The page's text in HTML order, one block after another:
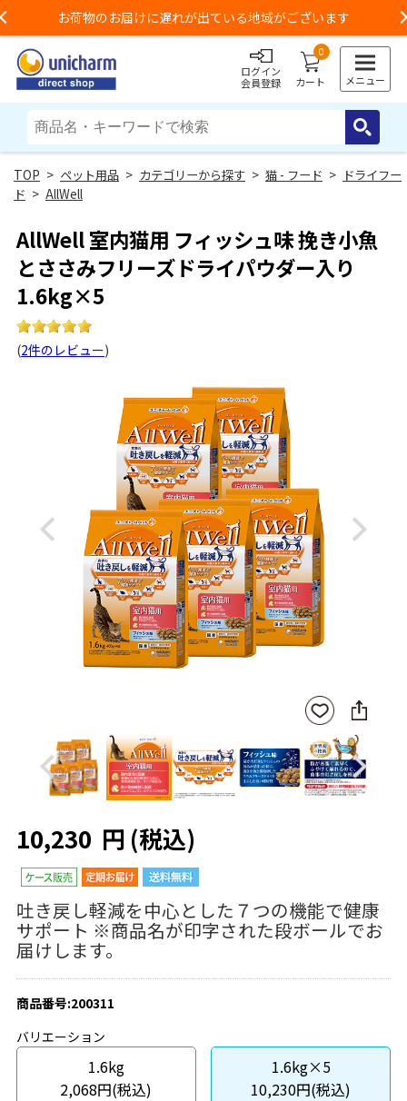
お荷物のお届けに遅れが出ている地域がございます
ログイン
会員登録
0
カート メニュー
> ペット用品 > カテゴリーから探す > 猫 - フード > ドライフー
ド > AllWell
AllWell 室内猫用 フィッシュ味 挽き小魚
とささみフリーズドライパウダー入り
1.6kg×5
(2件のレビュー)
Previous Next
お気
に入
登録
SNS
に
シ
ェ
ア
Previous Next
10,230 円 (税込)
吐き戻し軽減を中心とした７つの機能で健康
サポート ※商品名が印字された段ボールでお
届けします。
商品番号:200311
バリエーション
1.6kg
2,068円(税込)
1.6kg×5
10,230円(税込)